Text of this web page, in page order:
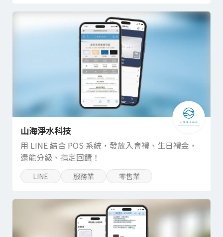
山海淨水科技
用 LINE 結合 POS 系統，發放入會禮、生日禮金，
還能分級、指定回饋！
LINE 服務業 零售業